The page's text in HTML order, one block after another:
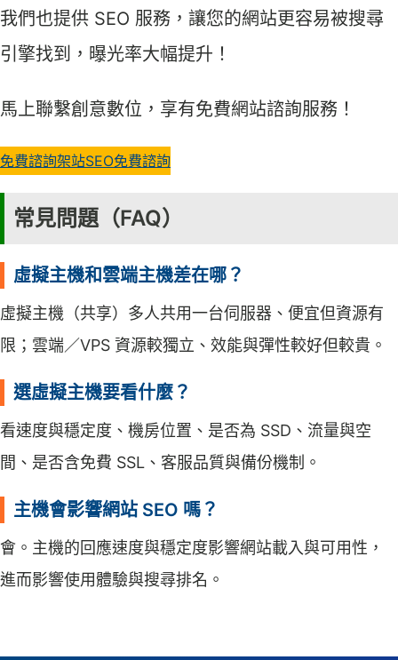
我們也提供 SEO 服務，讓您的網站更容易被搜尋
引擎找到，曝光率大幅提升！
馬上聯繫創意數位，享有免費網站諮詢服務！
免費諮詢架站SEO免費諮詢
常見問題（FAQ）
虛擬主機和雲端主機差在哪？
虛擬主機（共享）多人共用一台伺服器、便宜但資源有
限；雲端／VPS 資源較獨立、效能與彈性較好但較貴。
選虛擬主機要看什麼？
看速度與穩定度、機房位置、是否為 SSD、流量與空
間、是否含免費 SSL、客服品質與備份機制。
主機會影響網站 SEO 嗎？
會。主機的回應速度與穩定度影響網站載入與可用性，
進而影響使用體驗與搜尋排名。